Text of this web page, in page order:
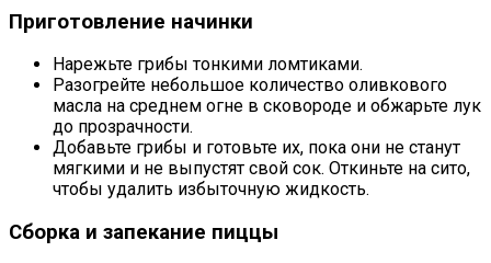
Приготовление начинки
Нарежьте грибы тонкими ломтиками.
Разогрейте небольшое количество оливкового
масла на среднем огне в сковороде и обжарьте лук
до прозрачности.
Добавьте грибы и готовьте их, пока они не станут
мягкими и не выпустят свой сок. Откиньте на сито,
чтобы удалить избыточную жидкость.
Сборка и запекание пиццы